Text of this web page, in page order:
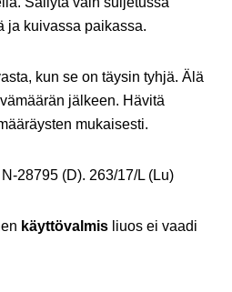
ja kuivassa paikassa.
kun se on täysin tyhjä. Älä
jälkeen. Hävitä
mukaisesti.
28795 (D). 263/17/L (Lu)
käyttövalmis liuos ei vaadi